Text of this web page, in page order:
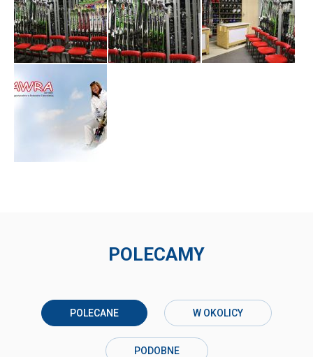
POLECAMY
POLECANE W OKOLICY
PODOBNE